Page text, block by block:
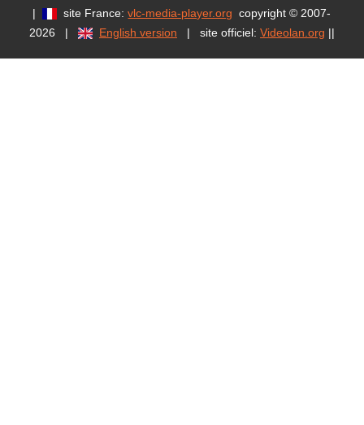
| site France:vlc-media-player.org copyright © 2007-
2026 |
English version | site officiel: Videolan.org ||